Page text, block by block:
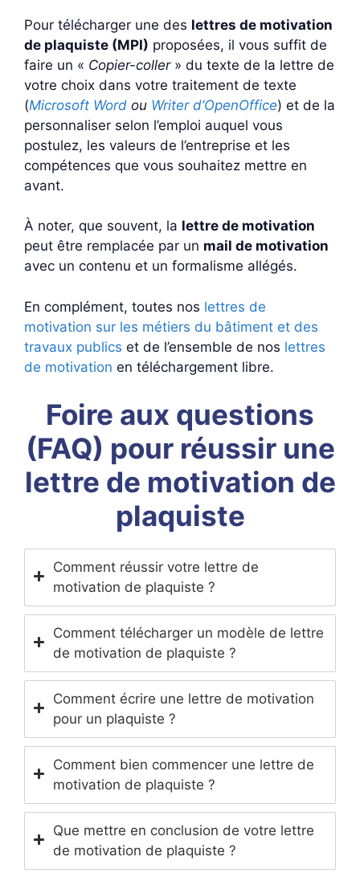
Pour télécharger une des lettres de motivation
de plaquiste (MPI) proposées, il vous suffit de
faire un « Copier-coller» du texte de la lettre de
votre choix dans votre traitement de texte
(Microsoft Word ou Writer d’OpenOffice) et de la
personnaliser selon l’emploi auquel vous
postulez, les valeurs de l’entreprise et les
compétences que vous souhaitez mettre en
avant.
À noter, que souvent, la lettre de motivation
peut être remplacée par un mail de motivation
avec un contenu et un formalisme allégés.
En complément, toutes nos lettres de
motivation sur les métiers du bâtiment et des
travaux publics et de l’ensemble de nos lettres
de motivation en téléchargement libre.
Foire aux questions
(FAQ) pour réussir une
lettre de motivation de
plaquiste
Comment réussir votre lettre de
motivation de plaquiste ?
Comment télécharger un modèle de lettre
de motivation de plaquiste ?
Comment écrire une lettre de motivation
pour un plaquiste ?
Comment bien commencer une lettre de
motivation de plaquiste ?
Que mettre en conclusion de votre lettre
de motivation de plaquiste ?